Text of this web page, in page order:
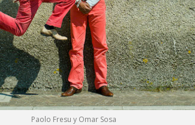
Paolo Fresu y Omar Sosa